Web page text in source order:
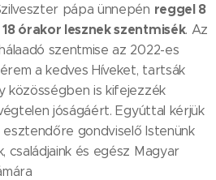
pápa ünnepén reggel 8
órakor lesznek szentmisék. Az
szentmise az 2022-es
a kedves Híveket, tartsák
közösségben is kifejezzék
jóságáért. Egyúttal kérjük
gondviselő Istenünk
családjaink és egész Magyar